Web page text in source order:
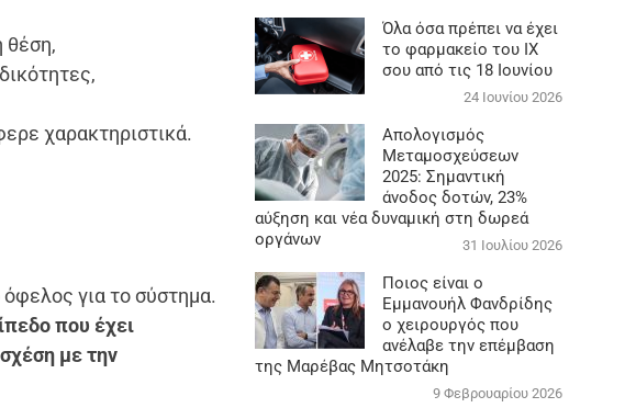
θέση,
χαρακτηριστικά.
για το σύστημα.
που έχει
με την
Όλα όσα πρέπει να έχει
το φαρμακείο του ΙΧ
σου από τις 18 Ιουνίου
24 Ιουνίου 2026
Απολογισμός
Μεταμοσχεύσεων
2025: Σημαντική
άνοδος δοτών, 23%
αύξηση και νέα δυναμική στη δωρεά
οργάνων
31 Ιουλίου 2026
Ποιος είναι ο
Εμμανουήλ Φανδρίδης
ο χειρουργός που
ανέλαβε την επέμβαση
της Μαρέβας Μητσοτάκη
9 Φεβρουαρίου 2026